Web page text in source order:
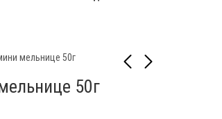
мельнице 50г
50г